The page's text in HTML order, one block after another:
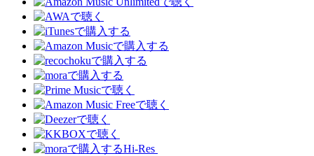
Hi-Res